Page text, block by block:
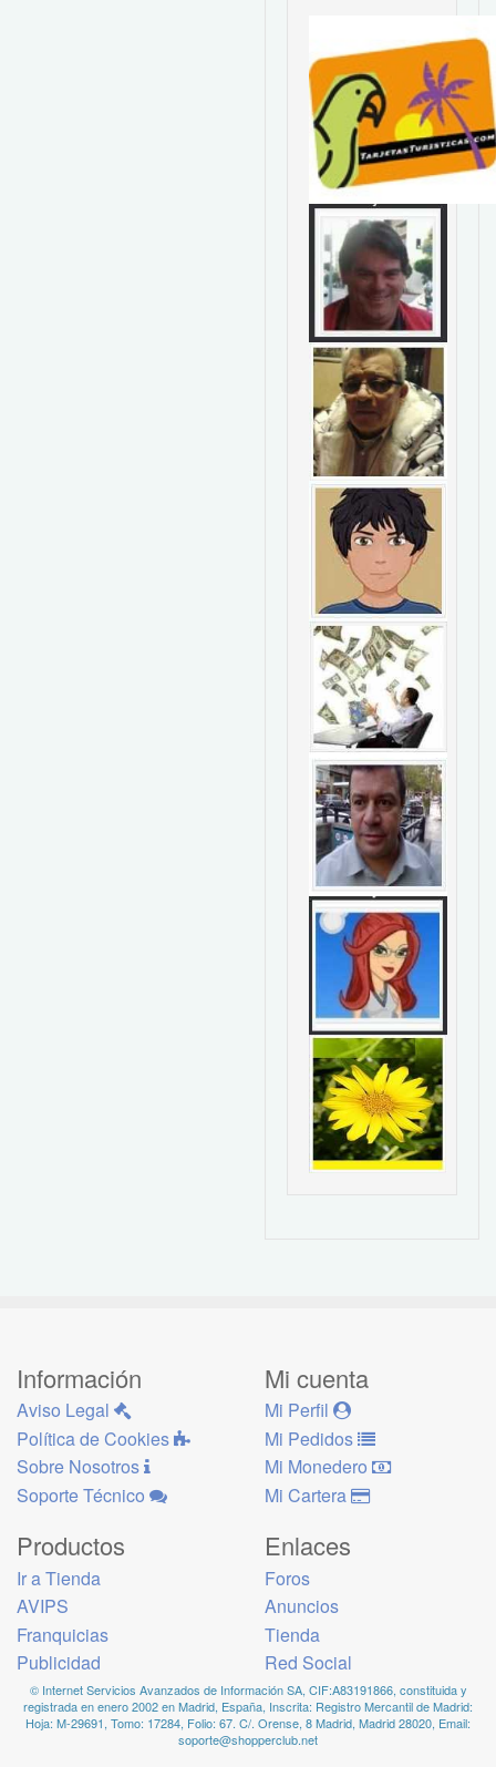
Información
Aviso Legal
Política de Cookies
Sobre Nosotros
Soporte Técnico
Mi cuenta
Mi Perfil
Mi Pedidos
Mi Monedero
Mi Cartera
Productos
Ir a Tienda
AVIPS
Franquicias
Publicidad
Enlaces
Foros
Anuncios
Tienda
Red Social
© Internet Servicios Avanzados de Información SA, CIF:A83191866, constituida y
registrada en enero 2002 en Madrid, España, Inscrita: Registro Mercantil de Madrid:
Hoja: M-29691, Tomo: 17284, Folio: 67. C/. Orense, 8 Madrid, Madrid 28020, Email:
soporte@shopperclub.net